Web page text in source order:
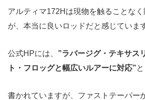
アルティマ172Hは現物を触ることな
が、本当に良いロッドだと感じていま
公式HPには、 ”ラバージグ・テキサス
ト・フロッグと幅広いルアーに対応”と
書かれていますが、ファストテーパー